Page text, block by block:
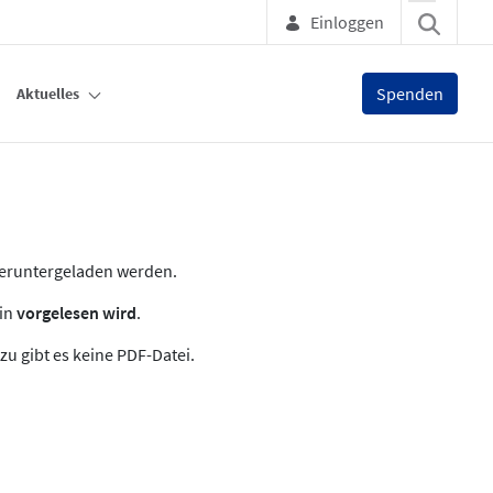
Einloggen
Aktuelles Spenden
werden.
vorgelesen wird.
gibt es keine PDF-Datei.